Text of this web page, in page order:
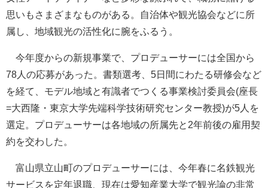
思いもさまざまなものがある。自治体や観光協会などに所
属し、地域観光の活性化に腕をふるう。
今年度からの新規事業で、プロデューサーには全国から
78人の応募があった。書類選考、5日間にわたる研修会など
を経て、モデル地域と有識者でつくる事業検討委員会(座長
=大西隆・東京大学先端科学技術研究センター教授)が5人を
選定。プロデューサーは各地域の所属先と2年前後の雇用契
約を交わした。
富山県立山町のプロデューサーには、今年春に名鉄観光
サービスを定年退職、現在は愛知産業大学で観光論の非常